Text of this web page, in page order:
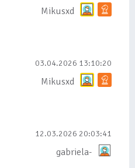
Mikusxd
03.04.2026 13:10:20
Mikusxd
12.03.2026 20:03:41
gabriela-